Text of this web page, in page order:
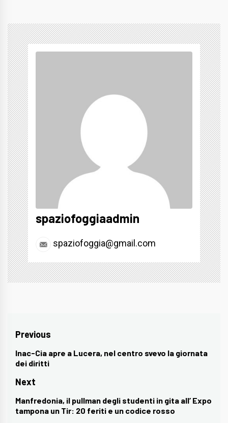
spaziofoggiaadmin
spaziofoggia@gmail.com
Navigazione
articoli
Previous
Previous
post:
Inac-Cia apre a Lucera, nel centro svevo la giornata
dei diritti
Next
Next
post:
Manfredonia, il pullman degli studenti in gita all’ Expo
tampona un Tir: 20 feriti e un codice rosso